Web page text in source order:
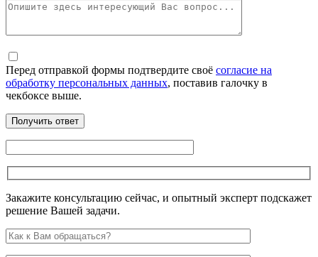
Перед отправкой формы подтвердите своё согласие на
обработку персональных данных, поставив галочку в
чекбоксе выше.
Закажите консультацию сейчас, и опытный эксперт подскажет
решение Вашей задачи.